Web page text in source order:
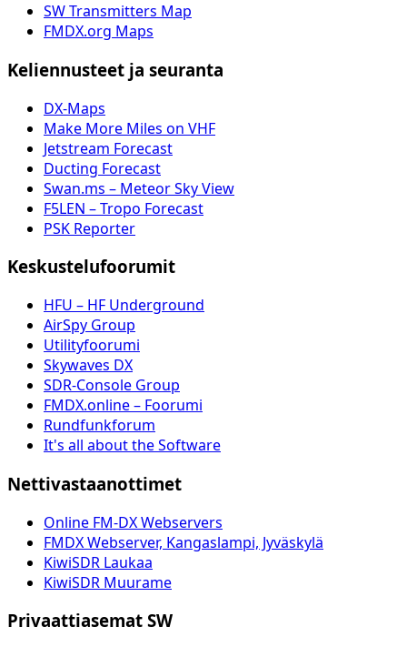
SW Transmitters Map
FMDX.org Maps
Keliennusteet ja seuranta
DX-Maps
Make More Miles on VHF
Jetstream Forecast
Ducting Forecast
Swan.ms – Meteor Sky View
F5LEN – Tropo Forecast
PSK Reporter
Keskustelufoorumit
HFU – HF Underground
AirSpy Group
Utilityfoorumi
Skywaves DX
SDR-Console Group
FMDX.online – Foorumi
Rundfunkforum
It's all about the Software
Nettivastaanottimet
Online FM-DX Webservers
FMDX Webserver, Kangaslampi, Jyväskylä
KiwiSDR Laukaa
KiwiSDR Muurame
Privaattiasemat SW